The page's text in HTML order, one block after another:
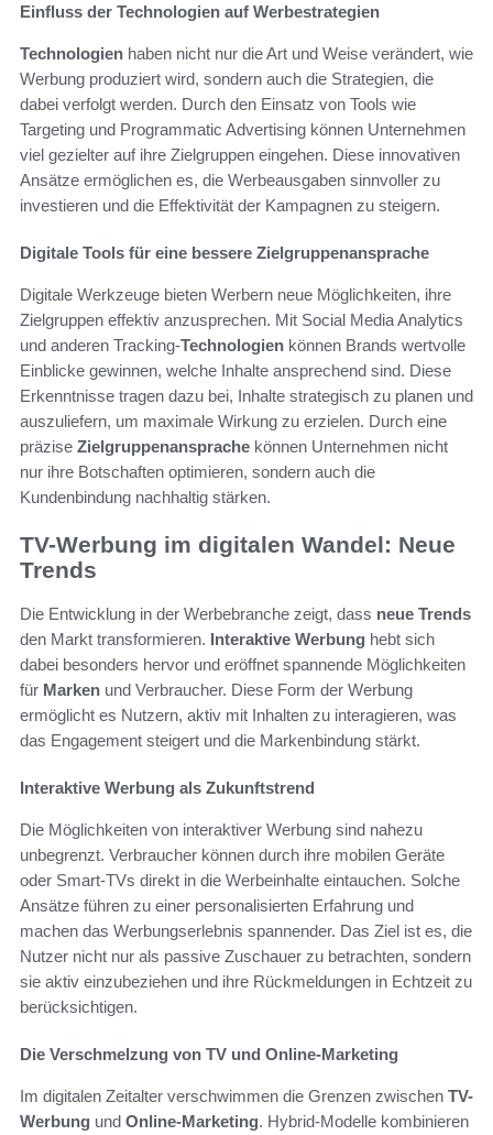
Einfluss der Technologien auf Werbestrategien
Technologien haben nicht nur die Art und Weise verändert, wie
Werbung produziert wird, sondern auch die Strategien, die
dabei verfolgt werden. Durch den Einsatz von Tools wie
Targeting und Programmatic Advertising können Unternehmen
viel gezielter auf ihre Zielgruppen eingehen. Diese innovativen
Ansätze ermöglichen es, die Werbeausgaben sinnvoller zu
investieren und die Effektivität der Kampagnen zu steigern.
Digitale Tools für eine bessere Zielgruppenansprache
Digitale Werkzeuge bieten Werbern neue Möglichkeiten, ihre
Zielgruppen effektiv anzusprechen. Mit Social Media Analytics
und anderen Tracking-Technologien können Brands wertvolle
Einblicke gewinnen, welche Inhalte ansprechend sind. Diese
Erkenntnisse tragen dazu bei, Inhalte strategisch zu planen und
auszuliefern, um maximale Wirkung zu erzielen. Durch eine
präzise Zielgruppenansprache können Unternehmen nicht
nur ihre Botschaften optimieren, sondern auch die
Kundenbindung nachhaltig stärken.
TV-Werbung im digitalen Wandel: Neue
Trends
Die Entwicklung in der Werbebranche zeigt, dass neue Trends
den Markt transformieren. Interaktive Werbung hebt sich
dabei besonders hervor und eröffnet spannende Möglichkeiten
für Marken und Verbraucher. Diese Form der Werbung
ermöglicht es Nutzern, aktiv mit Inhalten zu interagieren, was
das Engagement steigert und die Markenbindung stärkt.
Interaktive Werbung als Zukunftstrend
Die Möglichkeiten von interaktiver Werbung sind nahezu
unbegrenzt. Verbraucher können durch ihre mobilen Geräte
oder Smart-TVs direkt in die Werbeinhalte eintauchen. Solche
Ansätze führen zu einer personalisierten Erfahrung und
machen das Werbungserlebnis spannender. Das Ziel ist es, die
Nutzer nicht nur als passive Zuschauer zu betrachten, sondern
sie aktiv einzubeziehen und ihre Rückmeldungen in Echtzeit zu
berücksichtigen.
Die Verschmelzung von TV und Online-Marketing
Im digitalen Zeitalter verschwimmen die Grenzen zwischen TV-
Werbung und Online-Marketing. Hybrid-Modelle kombinieren